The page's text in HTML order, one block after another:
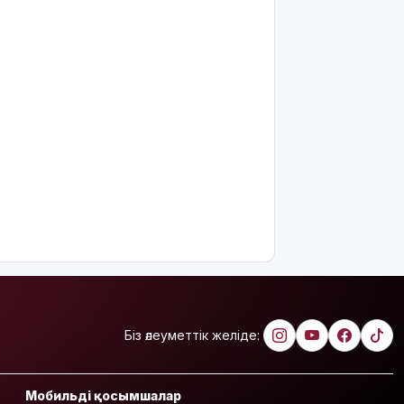
қазақстандық
Ардақ
Біз әлеуметтік желіде:
Мобильді қосымшалар